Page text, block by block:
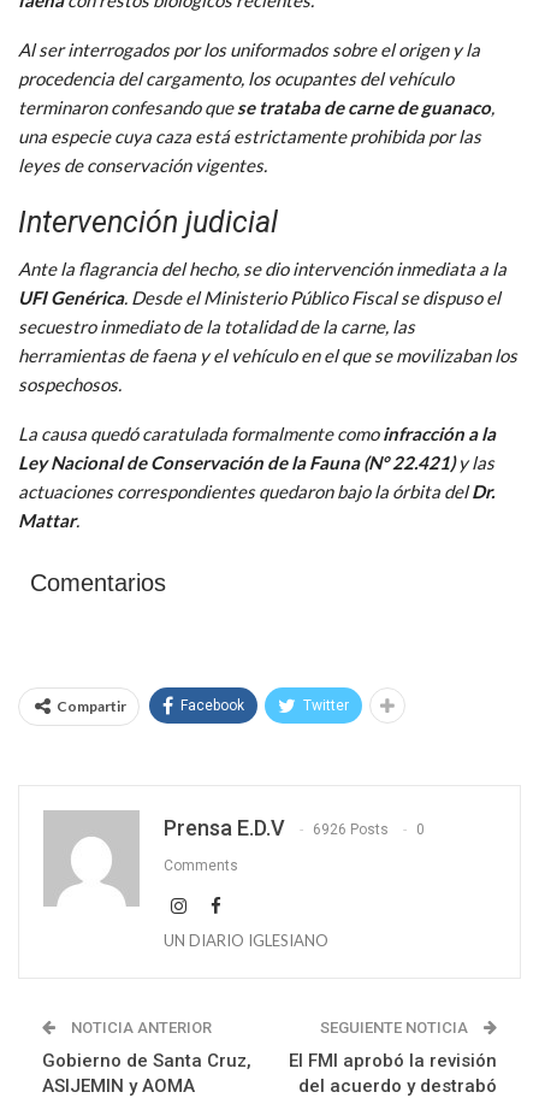
Al ser interrogados por los uniformados sobre el origen y la
procedencia del cargamento, los ocupantes del vehículo
terminaron confesando quese trataba de carne de guanaco,
una especie cuya caza está estrictamente prohibida por las
leyes de conservación vigentes.
Intervención judicial
Ante la flagrancia del hecho, se dio intervención inmediata a la
UFI Genérica. Desde el Ministerio Público Fiscal se dispuso el
secuestro inmediato de la totalidad de la carne, las
herramientas de faena y el vehículo en el que se movilizaban los
sospechosos.
La causa quedó caratulada formalmente comoinfracción a la
Ley Nacional de Conservación de la Fauna (N° 22.421)y las
actuaciones correspondientes quedaron bajo la órbita delDr.
Mattar.
Comentarios
Compartir Facebook Twitter
Prensa E.D.V 6926 Posts 0
Comments
UN DIARIO IGLESIANO
NOTICIA ANTERIOR
Gobierno de Santa Cruz,
ASIJEMIN y AOMA
SEGUIENTE NOTICIA
El FMI aprobó la revisión
del acuerdo y destrabó